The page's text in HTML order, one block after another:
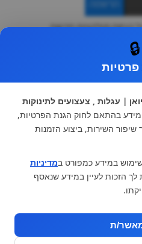
הרשמה
הנחות וקולקציות חדשות
כיסא בטיחות ואביזרים
מצעים למיטת תינוק וטקסטיל
על גלגלים
🔒
| עגלות , צעצועים לתינוקות
בהתאם לחוק הגנת הפרטיות,
(סעיף 13), לצורך שיפור השירות, ביצוע הזמנות
במידע כמפורט במדיניות
לך הזכות לעיין במידע שנאסף
ת